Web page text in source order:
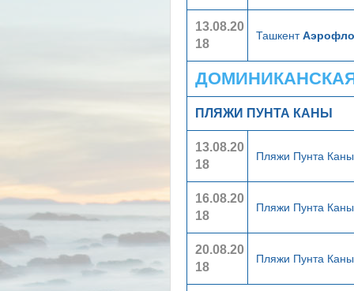
13.08.20
18
Ташкент
ДОМИНИКАНСКАЯ
ПЛЯЖИ ПУНТА КАНЫ
13.08.20
18
Пляжи Пунта
16.08.20
18
Пляжи Пунта
20.08.20
18
Пляжи Пунта